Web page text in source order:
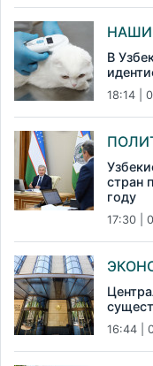
В
18:14 |
стран
году
17:30 |
16:44 |